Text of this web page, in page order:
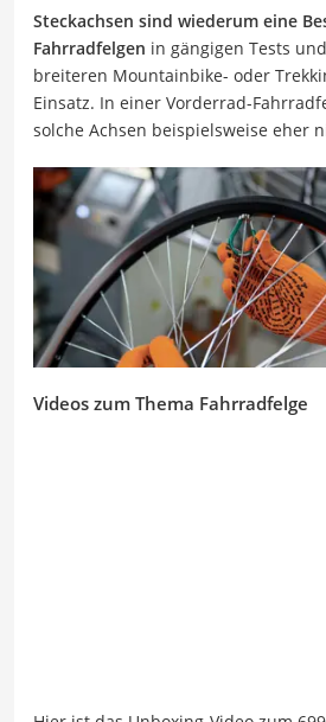
Steckachsen sind wiederum eine
Fahrradfelgen in gängigen Tests
breiteren Mountainbike- oder
Einsatz. In einer Vorderrad-
solche Achsen beispielsweise eher
Videos zum Thema Fahrradfelge